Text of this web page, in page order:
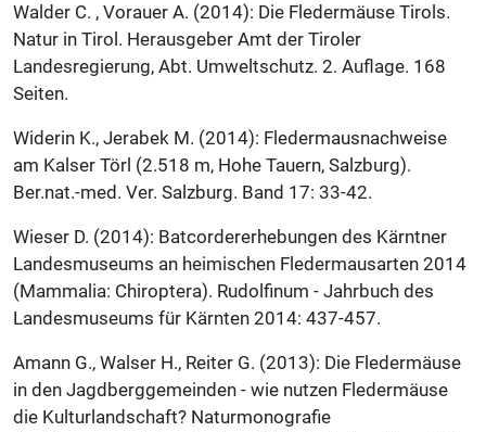
Walder C. , Vorauer A. (2014): Die Fledermäuse Tirols.
Natur in Tirol. Herausgeber Amt der Tiroler
Landesregierung, Abt. Umweltschutz. 2. Auflage. 168
Seiten.
Widerin K., Jerabek M. (2014): Fledermausnachweise
am Kalser Törl (2.518 m, Hohe Tauern, Salzburg).
Ber.nat.-med. Ver. Salzburg. Band 17: 33-42.
Wieser D. (2014): Batcordererhebungen des Kärntner
Landesmuseums an heimischen Fledermausarten 2014
(Mammalia: Chiroptera). Rudolfinum - Jahrbuch des
Landesmuseums für Kärnten 2014: 437-457.
Amann G., Walser H., Reiter G. (2013): Die Fledermäuse
in den Jagdberggemeinden - wie nutzen Fledermäuse
die Kulturlandschaft? Naturmonografie